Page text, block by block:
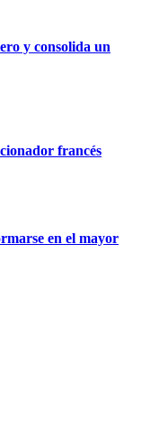
y consolida un
francés
en el mayor